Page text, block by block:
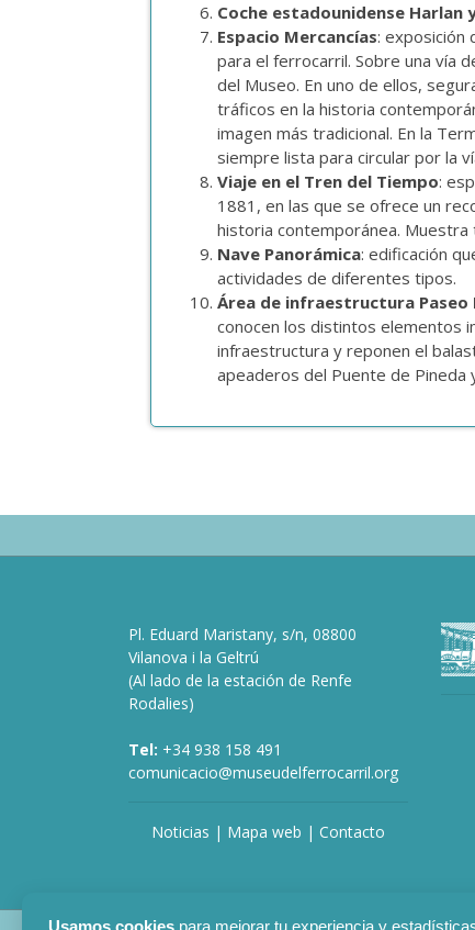
Usamos cookies para mejorar tu experiencia y
Coche estadounidense Harlan
Espacio Mercancías: exposición
para el ferrocarril. Sobre una vía
del Museo. En uno de ellos,
tráficos en la historia
imagen más tradicional. En la
siempre lista para circular por la
Viaje en el Tren del Tiempo:
1881, en las que se ofrece un
historia contemporánea. Muestra
Nave Panorámica: edificación
actividades de diferentes tipos.
Área de infraestructura Paseo
conocen los distintos elementos
infraestructura y reponen el
apeaderos del Puente de Pineda
Pl. Eduard Maristany, s/n, 08800
Vilanova i la Geltrú
(Al lado de la estación de Renfe
Rodalies)
Tel: +34 938 158 491
comunicacio@museudelferrocarril.org
Noticias | Mapa web | Contacto